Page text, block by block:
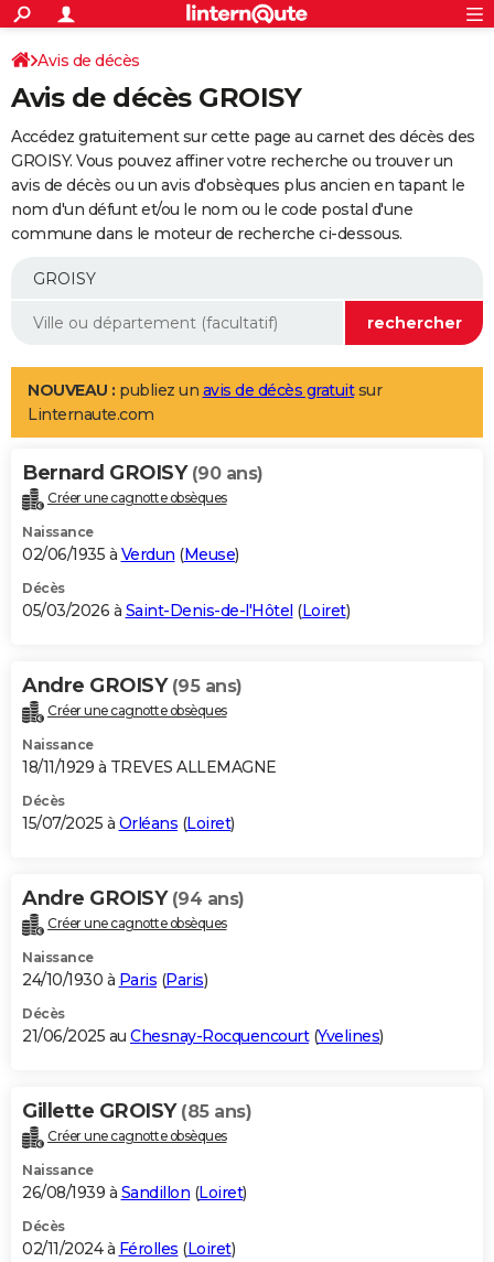
ACTUALITÉS
Politique
Société
Faits Divers
Education
Monde
Villes
+
SPORT
Coupe du monde 2026
Football
Tennis
Cyclisme
Rugby
Forum
Programme TV
TNT
Streaming
Cinéma
Sorties cinéma
Musique
+
FINANCE
Retraite
Epargne
Immobilier
Risques naturels par ville
Banque
Assurance
AUTO
Essais
Réserver un essai
Citadines
Berlines
SUV
Forum auto
+
Mobiles
Meilleur smartphone
Internet
Ordinateurs
Jeux vidéo
Guide high-tech
Aménagement intérieur
LIFESTYLE
Art de vivre
Bien-être
Loisirs
Mode
Modes de vie
Alimentation
Guide de la santé
Maladies
Médicaments
Sommeil
VOYAGE
Destinations
City break
Voyage nature
Voyage de noces
Forum
Climat
+PHOTO
GUIDES D'ACHAT
BONS PLANS
Carte de Noël
Carte Bonne année
Carte Saint-Valentin
Carte Pâques
Carte d'anniversaire
DICTIONNAIRE
Dictionnaire
Biographies
Citations
Expressions
Proverbes
PROGRAMME TV
S'inscrire
Se connecter
Lycées
Collèges
Primaires
Universités
Entreprises
Service militaire
Avis de recherche
AVIS DE DÉCÈS
Bricolage
Lifestyle
Culture
Sport
Auto
Television
Voyage
Cinema
Avis de décès
Avis de décès GROISY
Accédez gratuitement sur cette page au carnet des décès des
GROISY. Vous pouvez affiner votre recherche ou trouver un
avis de décès ou un avis d'obsèques plus ancien en tapant le
nom d'un défunt et/ou le nom ou le code postal d'une
commune dans le moteur de recherche ci-dessous.
NOUVEAU : publiez un avis de décès gratuitsur
Linternaute.com
Bernard GROISY (90 ans)
Créer une cagnotte obsèques
Naissance
02/06/1935 à Verdun (Meuse)
Décès
05/03/2026 à Saint-Denis-de-l'Hôtel (Loiret)
Andre GROISY (95 ans)
Créer une cagnotte obsèques
Naissance
18/11/1929 à TREVES ALLEMAGNE
Décès
15/07/2025 à Orléans (Loiret)
Andre GROISY (94 ans)
Créer une cagnotte obsèques
Naissance
24/10/1930 à Paris (Paris)
Décès
21/06/2025 au Chesnay-Rocquencourt(Yvelines)
Gillette GROISY (85 ans)
Créer une cagnotte obsèques
Naissance
26/08/1939 à Sandillon (Loiret)
Décès
02/11/2024 à Férolles (Loiret)